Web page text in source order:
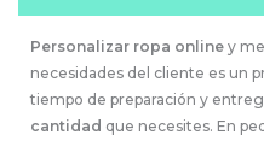
Personalizar ropa online y
necesidades del cliente es un
tiempo de preparación y
cantidad que necesites. En